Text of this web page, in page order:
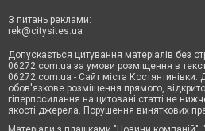
З питань реклами:
rek@citysites.ua
Допускається цитування матеріалів без
06272.com.ua за умови розміщення в
06272.com.ua - Сайт міста Костянтинівки.
обов'язкове розміщення прямого,
гіперпосилання на цитовані статті не
якості джерела. Порушення виняткових